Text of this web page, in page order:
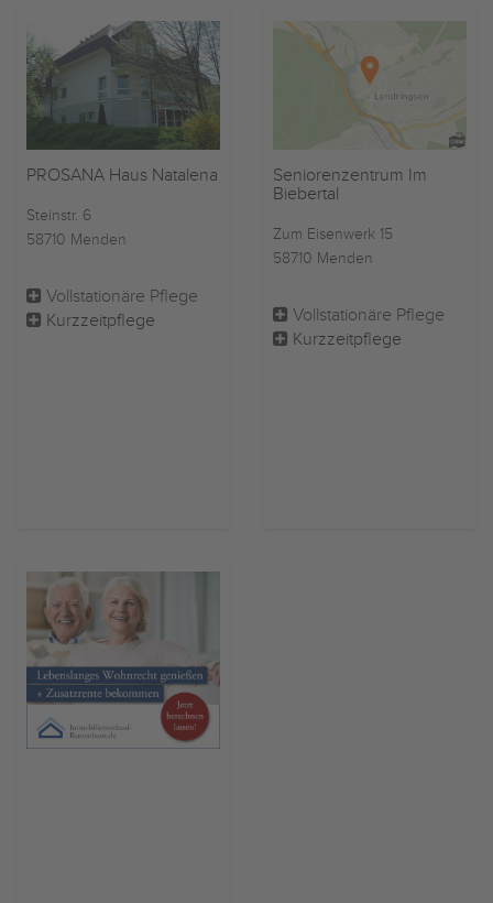
PROSANA Haus Natalena
Steinstr. 6
58710 Menden
Vollstationäre Pflege
Kurzzeitpflege
Seniorenzentrum Im
Biebertal
Zum Eisenwerk 15
58710 Menden
Vollstationäre Pflege
Kurzzeitpflege